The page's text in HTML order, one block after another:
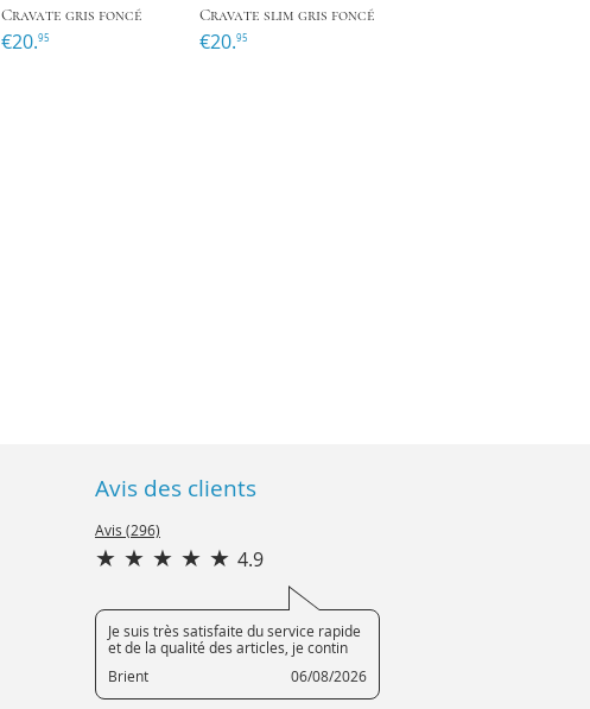
Cravate gris foncé
€20.95
Cravate slim gris foncé
€20.95
Avis des clients
Avis (296)
4.9
Je suis très satisfaite du service rapide
et de la qualité des articles, je contin
Brient
06/08/2026